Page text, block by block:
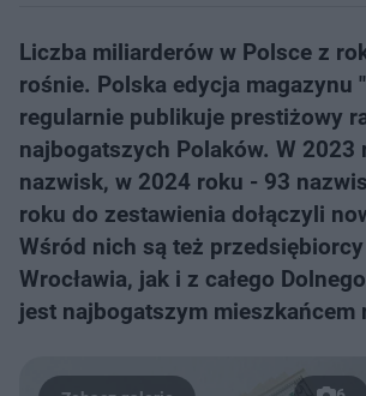
Liczba miliarderów w Polsce z
rośnie. Polska edycja magazynu
regularnie publikuje prestiżowy
najbogatszych Polaków. W 2023
nazwisk, w 2024 roku - 93
roku do zestawienia dołączyli
Wśród nich są też
Wrocławia, jak i z całego
jest najbogatszym mieszkańcem